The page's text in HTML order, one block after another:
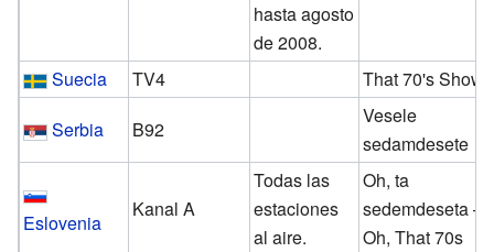
hasta agosto
de 2008.
Suecia TV4
That 70's Show
Serbia
B92
Vesele
sedamdesete
Eslovenia
Kanal A
Todas las
estaciones
al aire.
Oh, ta
sedemdeseta —
Oh, That 70s